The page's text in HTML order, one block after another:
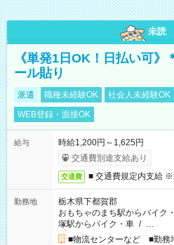
未読
《単発1日OK！日払い可》
ール貼り
派遣 職種未経験OK 社会人未経験OK
WEB登録・面接OK
給与
時給1,200円～1,625円
交通費別途支給あり
交通費 ■ 交通費規定内支給
勤務地
栃木県下都賀郡
おもちゃのまち駅からバイク
塚駅からバイク・車 / …
■物流センターなど ■勤務